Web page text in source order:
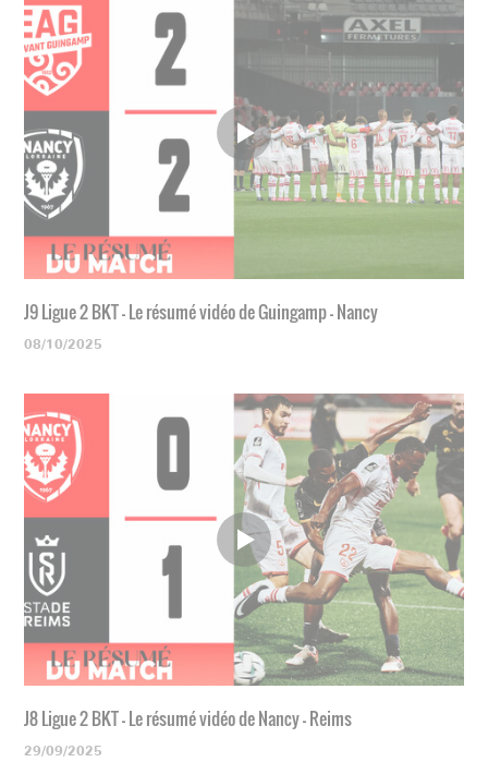
J9 Ligue 2 BKT - Le résumé vidéo de Guingamp - Nancy
08/10/2025
J8 Ligue 2 BKT - Le résumé vidéo de Nancy - Reims
29/09/2025